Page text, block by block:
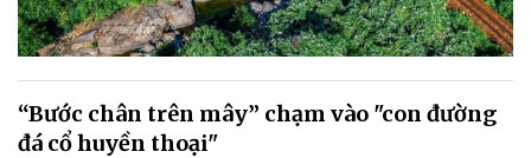
“Bước chân trên mây” chạm vào "con đường
đá cổ huyền thoại"